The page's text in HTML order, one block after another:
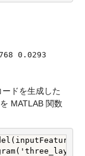
0.0293
ドを生成した
MATLAB 関数